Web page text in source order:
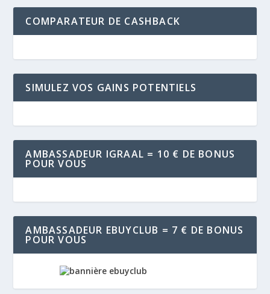
COMPARATEUR DE CASHBACK
SIMULEZ VOS GAINS POTENTIELS
AMBASSADEUR IGRAAL = 10 € DE BONUS
POUR VOUS
AMBASSADEUR EBUYCLUB = 7 € DE BONUS
POUR VOUS